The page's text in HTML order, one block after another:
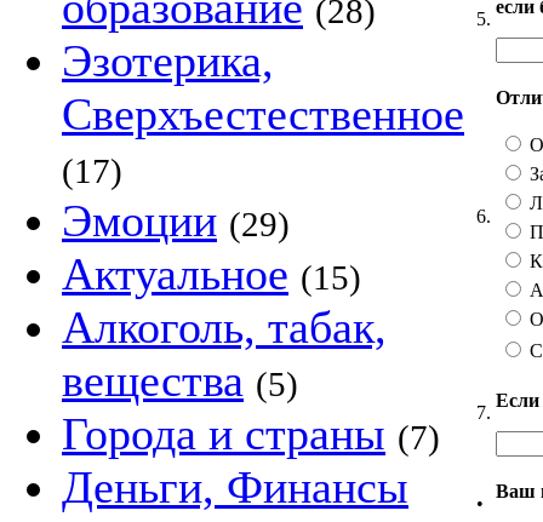
(28)
Эзотерика,
Сверхъестественное
(17)
Эмоции (29)
Актуальное (15)
Алкоголь, табак,
вещества (5)
Города и страны (7)
Деньги, Финансы
5.
если
6.
7.
•
Ваш